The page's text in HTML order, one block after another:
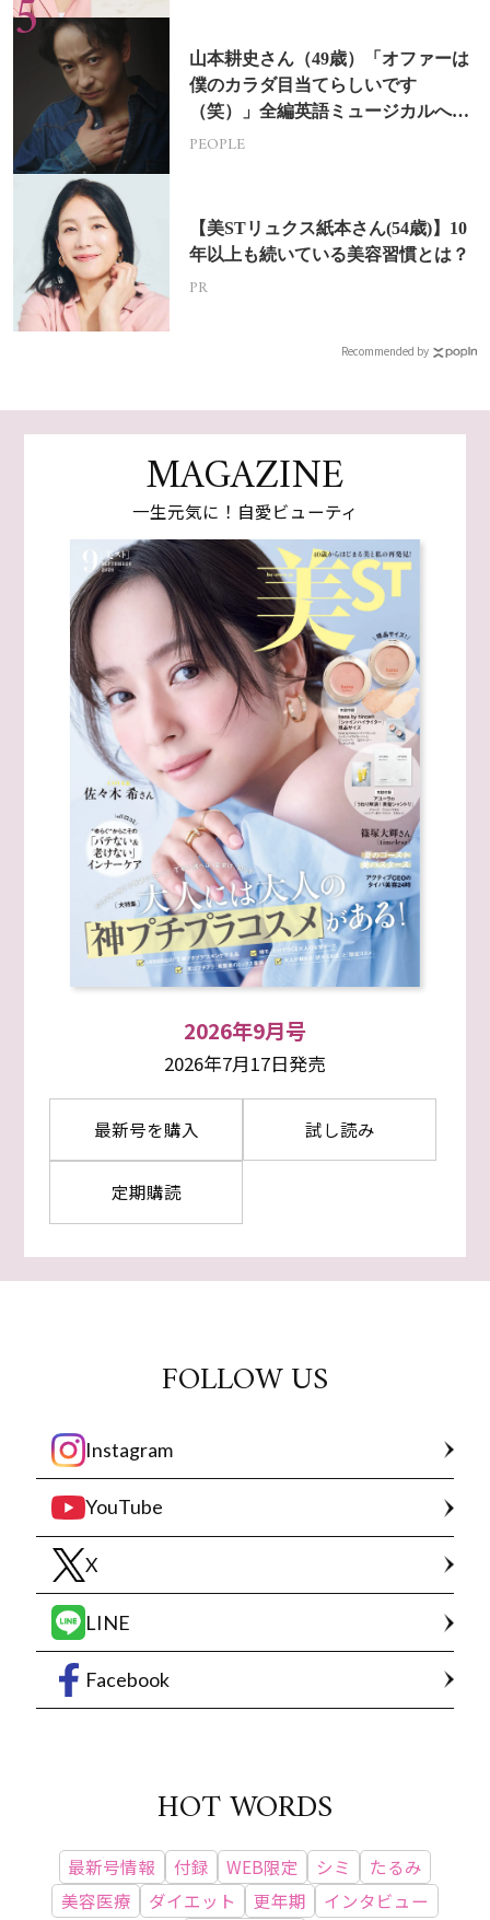
山本耕史さん（49歳）「オファーは
僕のカラダ目当てらしいです
（笑）」全編英語ミュージカルへの
挑戦
PEOPLE
【美STリュクス紙本さん(54歳)】10
年以上も続いている美容習慣とは？
PR
Recommended by
MAGAZINE
一生元気に！自愛ビューティ
2026年9月号
2026年7月17日発売
最新号を購入 試し読み
定期購読
FOLLOW US
Instagram
YouTube
X
LINE
Facebook
HOT WORDS
最新号情報 付録 WEB限定 シミ
たるみ
美容医療
ダイエット 更年期
インタビュー